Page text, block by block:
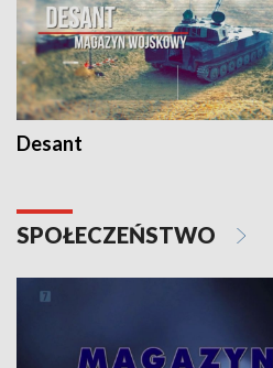
Desant
SPOŁECZEŃSTWO